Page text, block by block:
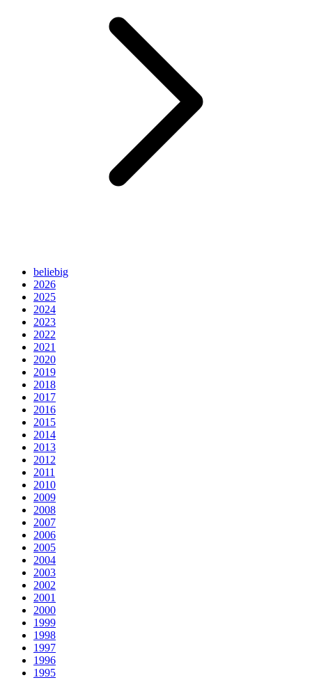
beliebig
2026
2025
2024
2023
2022
2021
2020
2019
2018
2017
2016
2015
2014
2013
2012
2011
2010
2009
2008
2007
2006
2005
2004
2003
2002
2001
2000
1999
1998
1997
1996
1995